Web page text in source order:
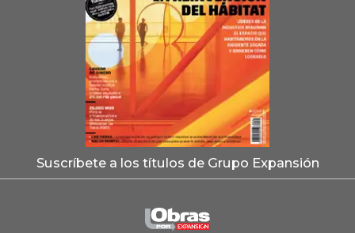
Suscríbete a los títulos de Grupo Expansión